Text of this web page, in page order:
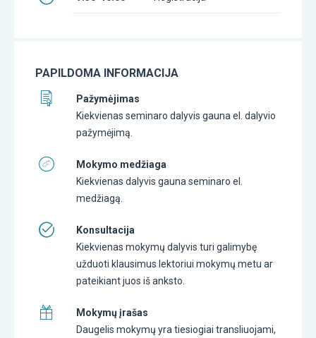
PAPILDOMA INFORMACIJA
Pažymėjimas
Kiekvienas seminaro dalyvis gauna el. dalyvio
pažymėjimą.
Mokymo medžiaga
Kiekvienas dalyvis gauna seminaro el.
medžiagą.
Konsultacija
Kiekvienas mokymų dalyvis turi galimybę
užduoti klausimus lektoriui mokymų metu ar
pateikiant juos iš anksto.
Mokymų įrašas
Daugelis mokymų yra tiesiogiai transliuojami,